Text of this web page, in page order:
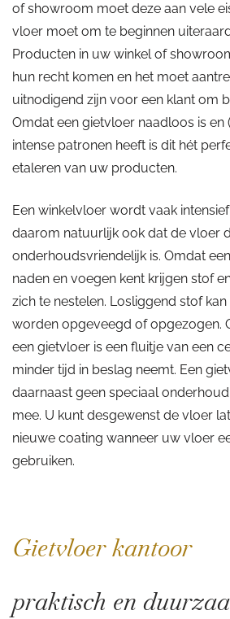
of showroom moet deze aan vele
vloer moet om te beginnen
Producten in uw winkel of
hun recht komen en het moet
uitnodigend zijn voor een klant om
Omdat een gietvloer naadloos is en
intense patronen heeft is dit hét
etaleren van uw producten.
Een winkelvloer wordt vaak
daarom natuurlijk ook dat de vloer
onderhoudsvriendelijk is. Omdat
naden en voegen kent krijgen stof
zich te nestelen. Losliggend stof
worden opgeveegd of opgezogen.
een gietvloer is een fluitje van een
minder tijd in beslag neemt. Een
daarnaast geen speciaal
mee. U kunt desgewenst de vloer
nieuwe coating wanneer uw vloer
gebruiken.
Gietvloer kantoor
praktisch en